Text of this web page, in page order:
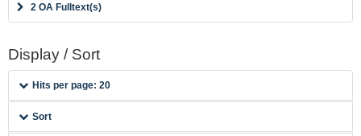
2 OA Fulltext(s)
Display / Sort
Hits per page: 20
Sort